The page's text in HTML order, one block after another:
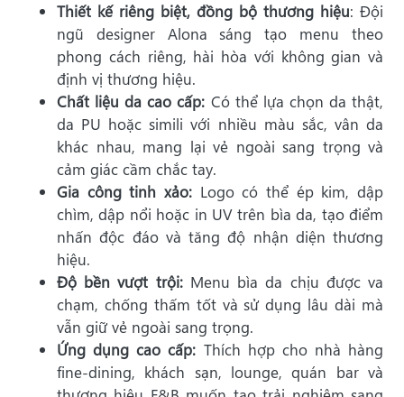
Thiết kế riêng biệt, đồng bộ thương hiệu: Đội
ngũ designer Alona sáng tạo menu theo
phong cách riêng, hài hòa với không gian và
định vị thương hiệu.
Chất liệu da cao cấp: Có thể lựa chọn da thật,
da PU hoặc simili với nhiều màu sắc, vân da
khác nhau, mang lại vẻ ngoài sang trọng và
cảm giác cầm chắc tay.
Gia công tinh xảo: Logo có thể ép kim, dập
chìm, dập nổi hoặc in UV trên bìa da, tạo điểm
nhấn độc đáo và tăng độ nhận diện thương
hiệu.
Độ bền vượt trội: Menu bìa da chịu được va
chạm, chống thấm tốt và sử dụng lâu dài mà
vẫn giữ vẻ ngoài sang trọng.
Ứng dụng cao cấp: Thích hợp cho nhà hàng
fine-dining, khách sạn, lounge, quán bar và